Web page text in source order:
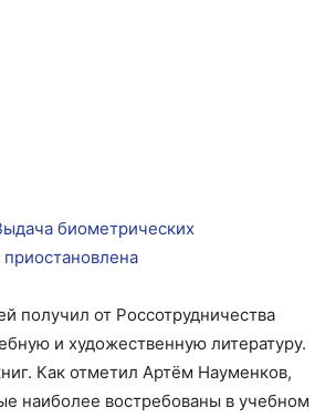
биометрических
приостановлена
получил от Россотрудничества
и художественную литературу.
Как отметил Артём Науменков,
наиболее востребованы в учебном